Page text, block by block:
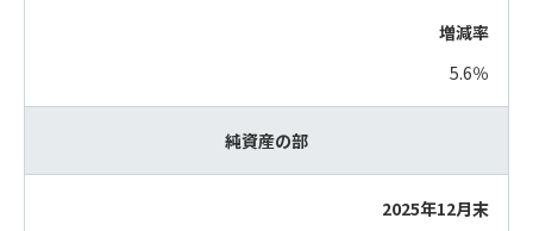
5.6％
純資産の部